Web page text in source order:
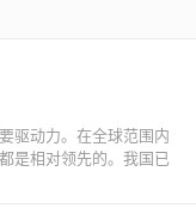
驱动力。在全球范围内
是相对领先的。我国已